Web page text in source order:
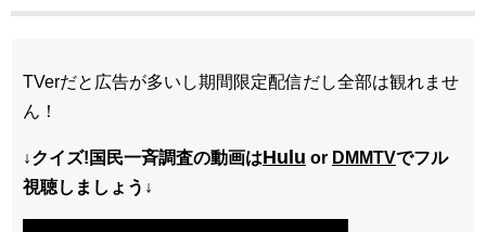
TVerだと広告が多いし期間限定配信だし全部は観れませ
ん！
↓クイズ!国民一斉調査の動画はHulu or DMMTVでフル
視聴しましょう↓